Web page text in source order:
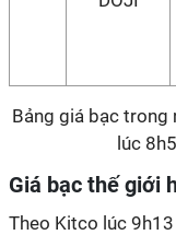
Bảng giá bạc
lúc
Giá bạc thế giới
Theo Kitco lúc